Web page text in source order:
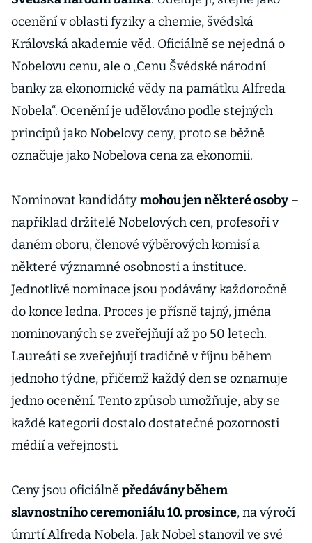
ocenění v oblasti fyziky a chemie, švédská
Královská akademie věd. Oficiálně se nejedná o
Nobelovu cenu, ale o „Cenu Švédské národní
banky za ekonomické vědy na památku Alfreda
Nobela“. Ocenění je udělováno podle stejných
principů jako Nobelovy ceny, proto se běžně
označuje jako Nobelova cena za ekonomii.
Nominovat kandidátymohou jen některé osoby –
například držitelé Nobelových cen, profesoři v
daném oboru, členové výběrových komisí a
některé významné osobnosti a instituce.
Jednotlivé nominace jsou podávány každoročně
do konce ledna. Proces je přísně tajný, jména
nominovaných se zveřejňují až po 50 letech.
Laureáti se zveřejňují tradičně v říjnu během
jednoho týdne, přičemž každý den se oznamuje
jedno ocenění. Tento způsob umožňuje, aby se
každé kategorii dostalo dostatečné pozornosti
médií a veřejnosti.
Ceny jsou oficiálně předávány během
slavnostního ceremoniálu 10. prosince, na výročí
úmrtí Alfreda Nobela. Jak Nobel stanovil ve své